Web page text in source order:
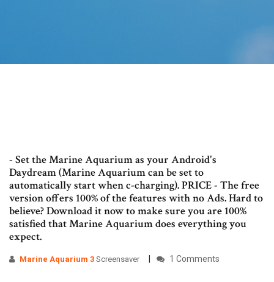
- Set the Marine Aquarium as your Android's
Daydream (Marine Aquarium can be set to
automatically start when c-charging). PRICE - The free
version offers 100% of the features with no Ads. Hard to
believe? Download it now to make sure you are 100%
satisfied that Marine Aquarium does everything you
expect.
Marine Aquarium 3 Screensaver 1 Comments